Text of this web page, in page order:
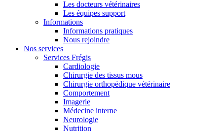
Les docteurs vétérinaires
Les équipes support
Informations
Informations pratiques
Nous rejoindre
Nos services
Services Frégis
Cardiologie
Chirurgie des tissus mous
Chirurgie orthopédique vétérinaire
Comportement
Imagerie
Médecine interne
Neurologie
Nutrition